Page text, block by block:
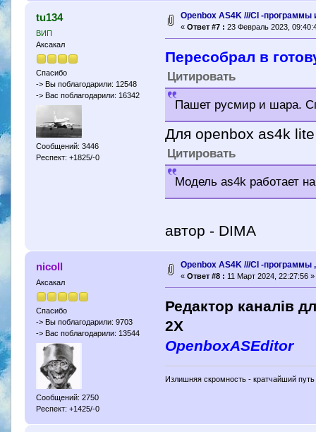
tu134
ВИП
Аксакал
Спасибо
-> Вы поблагодарили: 12548
-> Вас поблагодарили: 16342
Сообщений: 3446
Респект: +1825/-0
Openbox AS4K ///CI -программы
« Ответ #7 : 23 Февраль 2023,
Пересобрал в
Цитировать
Пашет русмир и шара.
Для openbox as4k
Цитировать
Модель as4k работает
автор - DIMA
nicoll
Аксакал
Спасибо
-> Вы поблагодарили: 9703
-> Вас поблагодарили: 13544
Сообщений: 2750
Респект: +1425/-0
Openbox AS4K ///CI -программы
« Ответ #8 : 11 Март 2024, 22:27:56 »
Редактор каналів
2X
OpenboxASEditor
Излишняя скромность - кратчайший путь